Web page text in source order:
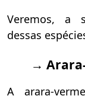
Veremos, a
dessas
→
A arara-